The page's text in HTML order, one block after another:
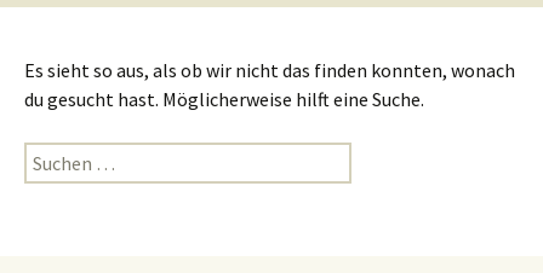
Es sieht so aus, als ob wir nicht das finden konnten, wonach
du gesucht hast. Möglicherweise hilft eine Suche.
Suchen
nach: